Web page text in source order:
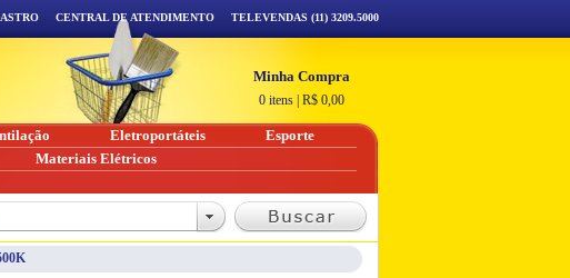
CENTRAL DE ATENDIMENTO TELEVENDAS (11) 3209.5000
Minha Compra
0 itens R$ 0,00
Eletroportáteis
Esporte
Materiais Elétricos